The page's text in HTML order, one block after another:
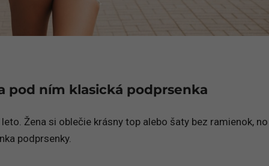
pod ním klasická podprsenka
Žena si oblečie krásny top alebo šaty bez ramienok,
podprsenky.